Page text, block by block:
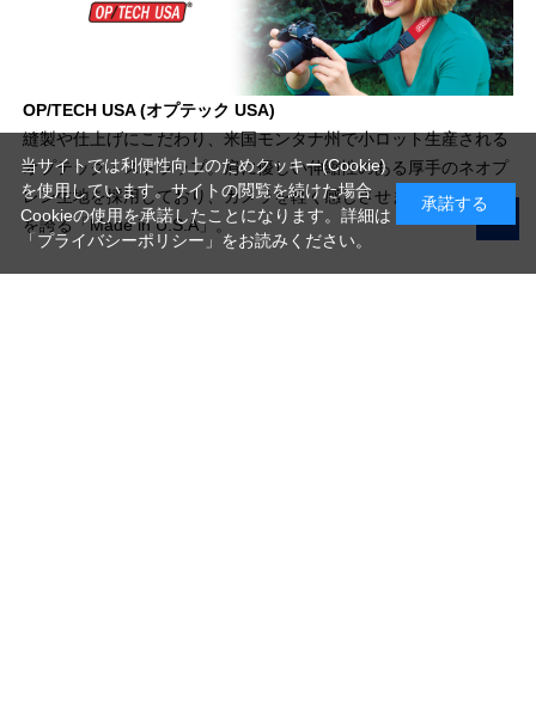
OP/TECH USA (オプテック USA)
縫製や仕上げにこだわり、米国モンタナ州で小ロット生産される
オプテック・ストラップ。肩に優しい伸縮性のある厚手のネオプ
レン生地を採用しており、カメラを軽く感じさせます。高い品質
を誇る「Made in U.S.A」。
当サイトでは利便性向上のためクッキー(Cookie)
を使用しています。サイトの閲覧を続けた場合
Cookieの使用を承諾したことになります。詳細は
「プライバシーポリシー」 をお読みください。
承諾する